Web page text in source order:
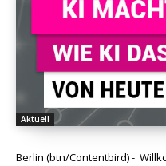
Aktuell
Berlin (btn/Contentbird) -